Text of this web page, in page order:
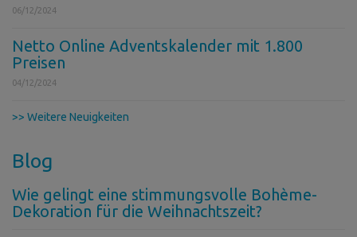
06/12/2024
Netto Online Adventskalender mit 1.800
Preisen
04/12/2024
>> Weitere Neuigkeiten
Blog
Wie gelingt eine stimmungsvolle Bohème-
Dekoration für die Weihnachtszeit?